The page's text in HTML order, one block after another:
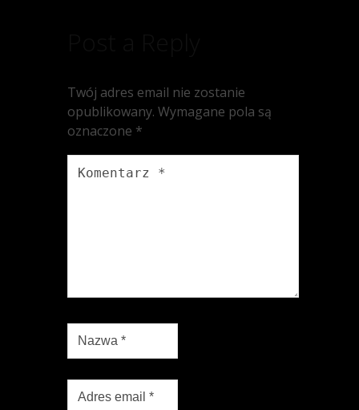
Twój adres email nie zostanie
opublikowany. Wymagane pola są
oznaczone *